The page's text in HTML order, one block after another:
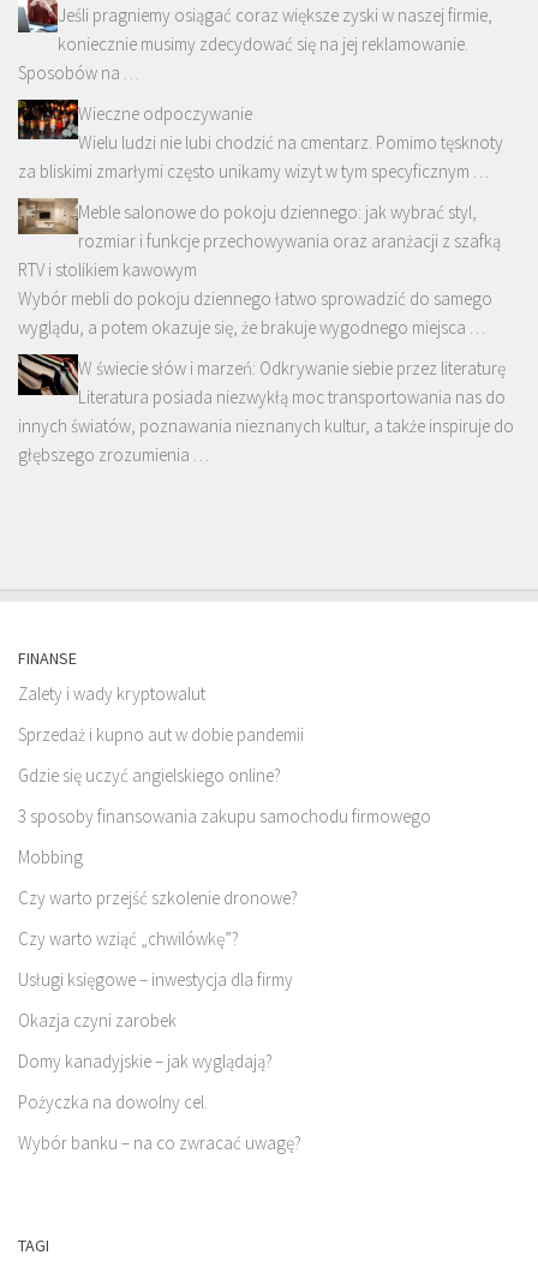
Jeśli pragniemy osiągać coraz większe zyski w naszej firmie,
koniecznie musimy zdecydować się na jej reklamowanie.
Sposobów na …
Wieczne odpoczywanie
Wielu ludzi nie lubi chodzić na cmentarz. Pomimo tęsknoty
za bliskimi zmarłymi często unikamy wizyt w tym specyficznym …
Meble salonowe do pokoju dziennego: jak wybrać styl,
rozmiar i funkcje przechowywania oraz aranżacji z szafką
RTV i stolikiem kawowym
Wybór mebli do pokoju dziennego łatwo sprowadzić do samego
wyglądu, a potem okazuje się, że brakuje wygodnego miejsca …
W świecie słów i marzeń: Odkrywanie siebie przez literaturę
Literatura posiada niezwykłą moc transportowania nas do
innych światów, poznawania nieznanych kultur, a także inspiruje do
głębszego zrozumienia …
FINANSE
Zalety i wady kryptowalut
Sprzedaż i kupno aut w dobie pandemii
Gdzie się uczyć angielskiego online?
3 sposoby finansowania zakupu samochodu firmowego
Mobbing
Czy warto przejść szkolenie dronowe?
Czy warto wziąć „chwilówkę”?
Usługi księgowe – inwestycja dla firmy
Okazja czyni zarobek
Domy kanadyjskie – jak wyglądają?
Pożyczka na dowolny cel.
Wybór banku – na co zwracać uwagę?
TAGI